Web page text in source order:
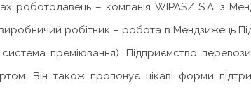
роботодавець – компанія WIPASZ S.A. з
робітник – робота в Мендзижець
преміювання). Підприємство
Він також пропонує цікаві форми